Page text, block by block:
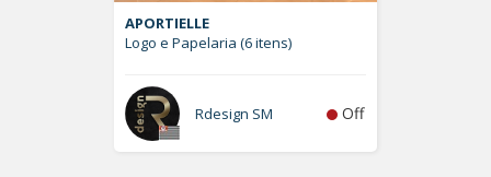
APORTIELLE
Logo e Papelaria (6 itens)
Rdesign SM Off